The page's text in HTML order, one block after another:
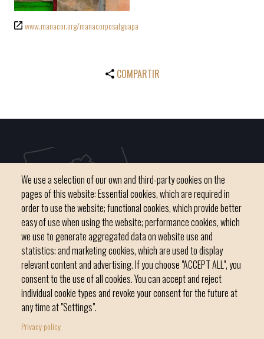
www.manacor.org/manacorposatguapa
COMPARTIR
Home
C / del Convent, s/n 07500 Manacor
Phone 971 84 91 00 - CIF: P0703300D
We use a selection of our own and third-party cookies on the
pages of this website: Essential cookies, which are required in
order to use the website; functional cookies, which provide better
easy of use when using the website; performance cookies, which
we use to generate aggregated data on website use and
statistics; and marketing cookies, which are used to display
relevant content and advertising. If you choose "ACCEPT ALL", you
consent to the use of all cookies. You can accept and reject
individual cookie types and revoke your consent for the future at
any time at "Settings".
Privacy policy